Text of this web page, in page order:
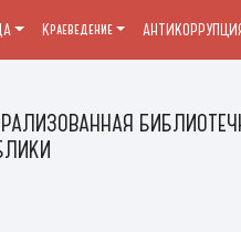
Краеведение